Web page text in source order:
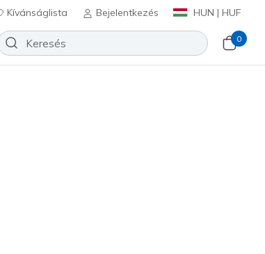
Kívánságlista Bejelentkezés HUN | HUF
0